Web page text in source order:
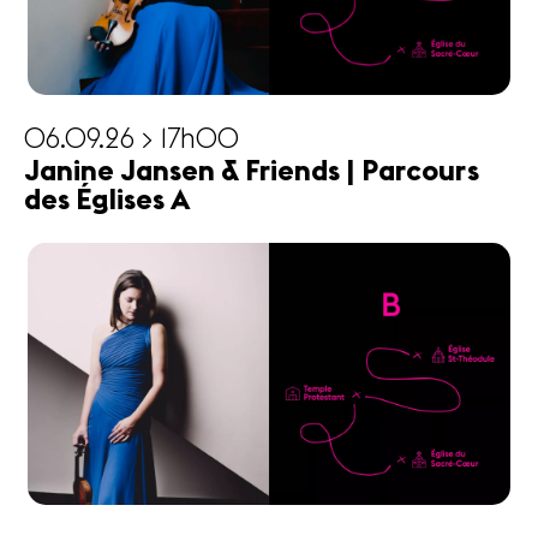
06.09.26 > 17h00
Janine Jansen & Friends | Parcours
des Églises A